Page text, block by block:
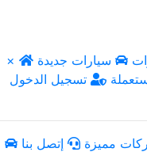
×
سيارات جديدة
تسجيل الدخول
مميزة
إتصل بنا